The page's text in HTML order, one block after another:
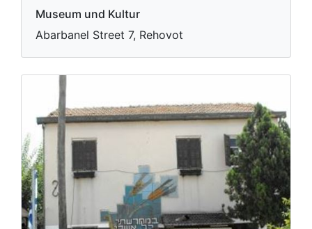
Museum und Kultur
Abarbanel Street 7, Rehovot